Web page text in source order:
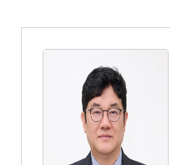
KELI
사이트맵